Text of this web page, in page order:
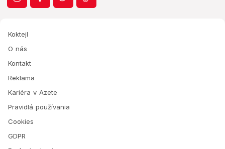
Koktejl
O nás
Kontakt
Reklama
Kariéra v Azete
Pravidlá používania
Cookies
GDPR